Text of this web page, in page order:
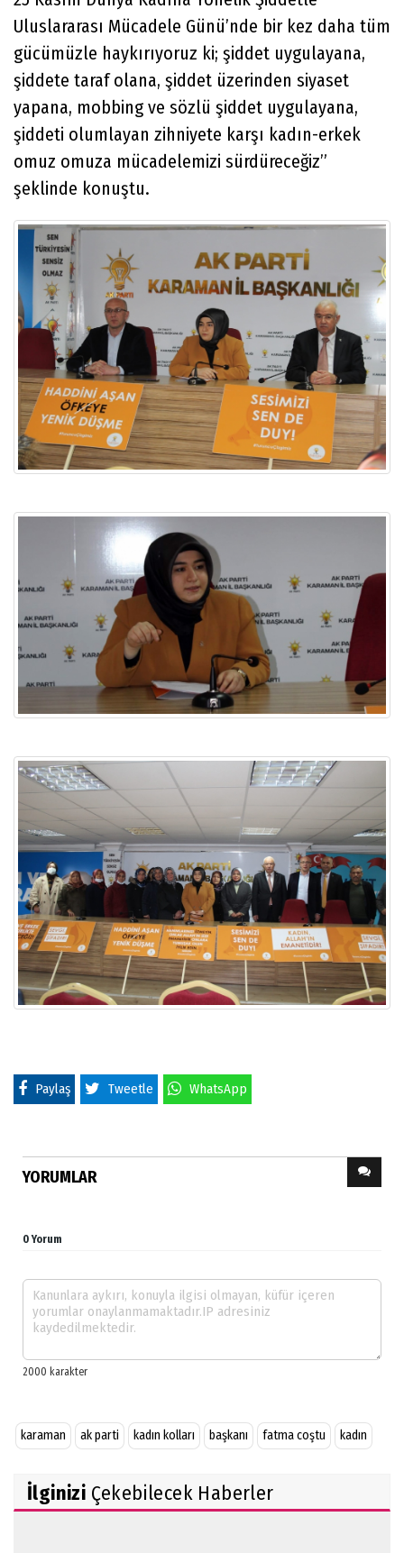
Uluslararası Mücadele Günü’nde bir kez daha tüm
gücümüzle haykırıyoruz ki; şiddet uygulayana,
şiddete taraf olana, şiddet üzerinden siyaset
yapana, mobbing ve sözlü şiddet uygulayana,
şiddeti olumlayan zihniyete karşı kadın-erkek
omuz omuza mücadelemizi sürdüreceğiz”
şeklinde konuştu.
Paylaş Tweetle WhatsApp
YORUMLAR
0 Yorum
karaman ak parti kadın kolları başkanı fatma coştu kadın
İlginizi Çekebilecek Haberler